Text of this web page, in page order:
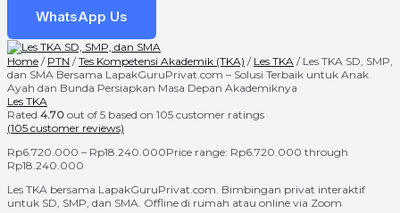
WhatsApp Us
Home / PTN /Tes Kompetensi Akademik (TKA) / Les TKA / Les TKA SD, SMP,
dan SMA Bersama LapakGuruPrivat.com – Solusi Terbaik untuk Anak
Ayah dan Bunda Persiapkan Masa Depan Akademiknya
Les TKA
Rated 4.70 out of 5 based on 105 customer ratings
(105 customer reviews)
Rp6.720.000 – Rp18.240.000Price range: Rp6.720.000 through
Rp18.240.000
Les TKA bersama LapakGuruPrivat.com. Bimbingan privat interaktif
untuk SD, SMP, dan SMA. Offline di rumah atau online via Zoom